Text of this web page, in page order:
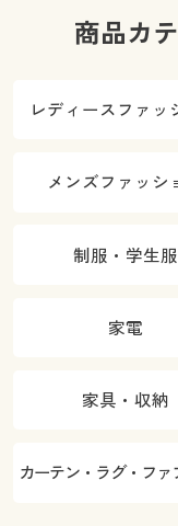
商品カ
レディースファッ
メンズファッシ
制服・学生服
家電
家具・収納
カーテン・ラグ・ファ